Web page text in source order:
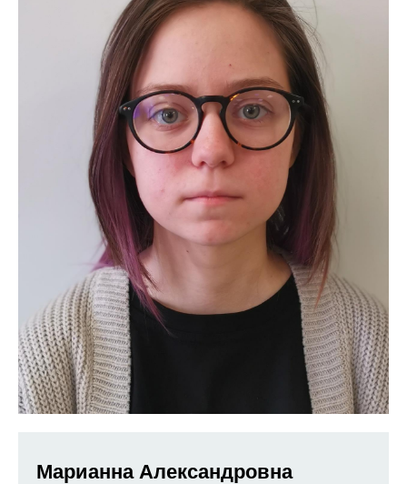
Марианна Александровна